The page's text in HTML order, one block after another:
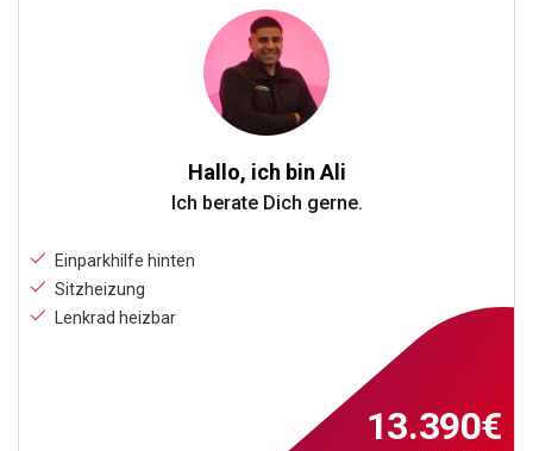
Hallo, ich bin Ali
Ich berate Dich gerne.
Einparkhilfe hinten
Sitzheizung
Lenkrad heizbar
13.390€